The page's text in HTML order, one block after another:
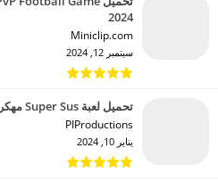
2024
Miniclip.com‏
سبتمبر 12, 2024
تحميل لعبة Super Sus مهكرة للاندرويد 2024
PIProductions‏
يناير 10, 2024